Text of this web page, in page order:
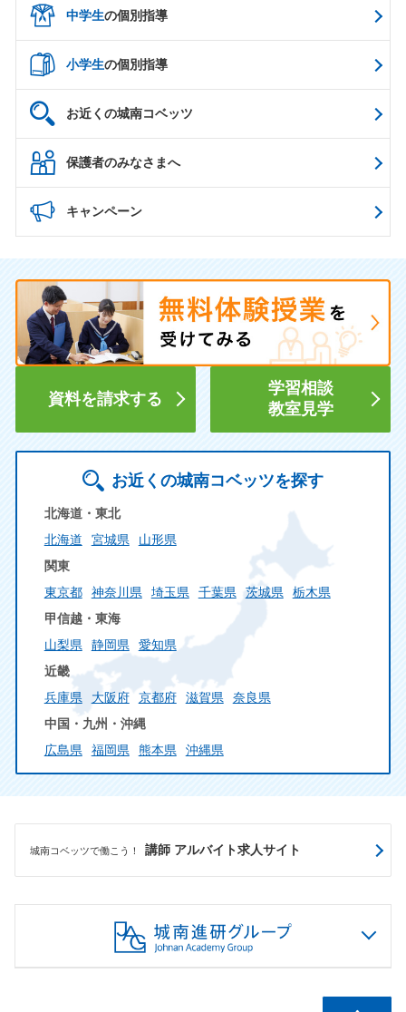
中学生の個別指導
小学生の個別指導
お近くの城南コベッツ
保護者のみなさまへ
キャンペーン
資料を請求する
学習相談
教室見学
お近くの城南コベッツを探す
北海道・東北
北海道
宮城県
山形県
関東
東京都
神奈川県 埼玉県 千葉県 茨城県
栃木県
甲信越・東海
山梨県
静岡県
愛知県
近畿
兵庫県
大阪府 京都府 滋賀県
奈良県
中国・九州・沖縄
広島県
福岡県 熊本県 沖縄県
城南コベッツで働こう！ 講師 アルバイト求人サイト